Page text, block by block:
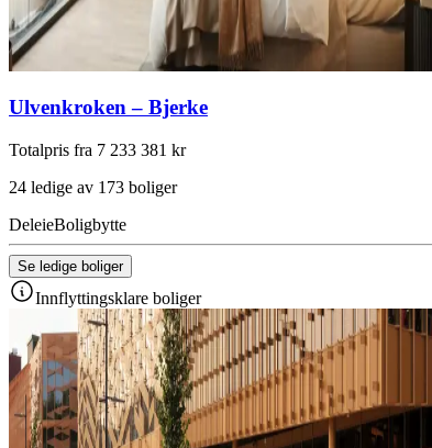
Ulvenkroken – Bjerke
Totalpris fra 7 233 381 kr
24 ledige av 173 boliger
DeleieBoligbytte
Se ledige boliger
Innflyttingsklare boliger